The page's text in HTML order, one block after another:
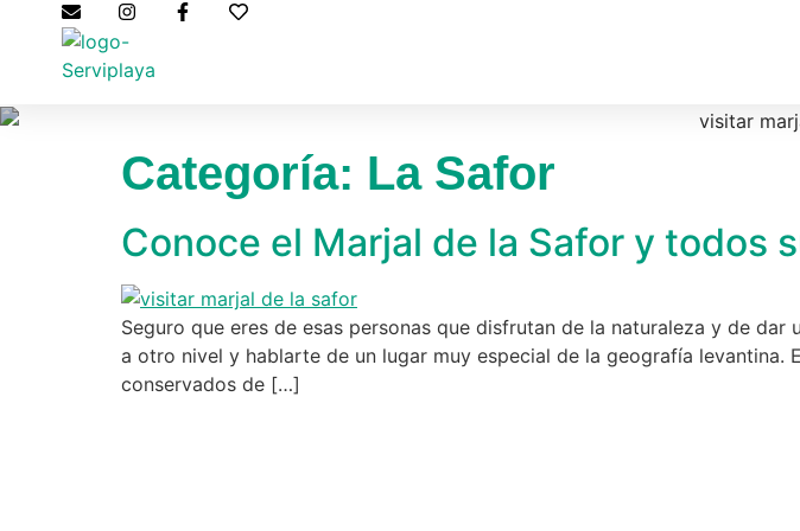
Categoría: La Safor
Conoce el Marjal de la Safor y todos
Seguro que eres de esas personas que disfrutan de la naturaleza y de
a otro nivel y hablarte de un lugar muy especial de la geografía levantina.
conservados de […]